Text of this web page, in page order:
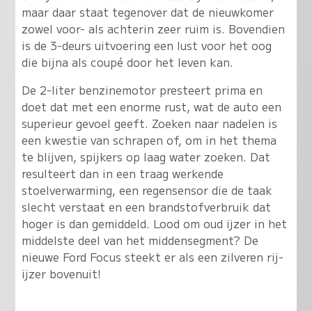
maar daar staat tegenover dat de nieuwkomer
zowel voor- als achterin zeer ruim is. Bovendien
is de 3-deurs uitvoering een lust voor het oog
die bijna als coupé door het leven kan.
De 2-liter benzinemotor presteert prima en
doet dat met een enorme rust, wat de auto een
superieur gevoel geeft. Zoeken naar nadelen is
een kwestie van schrapen of, om in het thema
te blijven, spijkers op laag water zoeken. Dat
resulteert dan in een traag werkende
stoelverwarming, een regensensor die de taak
slecht verstaat en een brandstofverbruik dat
hoger is dan gemiddeld. Lood om oud ijzer in het
middelste deel van het middensegment? De
nieuwe Ford Focus steekt er als een zilveren rij-
ijzer bovenuit!